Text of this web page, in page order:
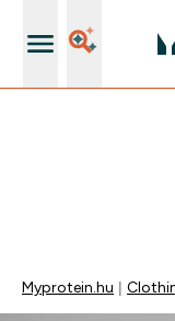
Myprotein.hu